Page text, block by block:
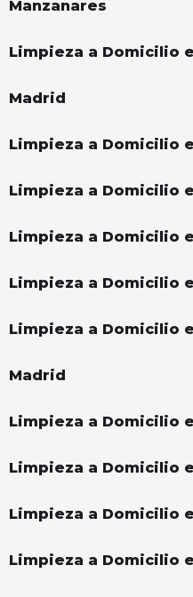
Manzanares
Limpieza a Domicilio
Madrid
Limpieza a Domicilio
Limpieza a Domicilio
Limpieza a Domicilio
Limpieza a Domicilio
Limpieza a Domicilio
Madrid
Limpieza a Domicilio
Limpieza a Domicilio
Limpieza a Domicilio
Limpieza a Domicilio